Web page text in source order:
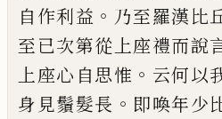
自作利益 。 乃至羅漢比
至已次第從上座禮而說
上座心自思惟 。 云何以
身見鬚髮長 。 即喚年少